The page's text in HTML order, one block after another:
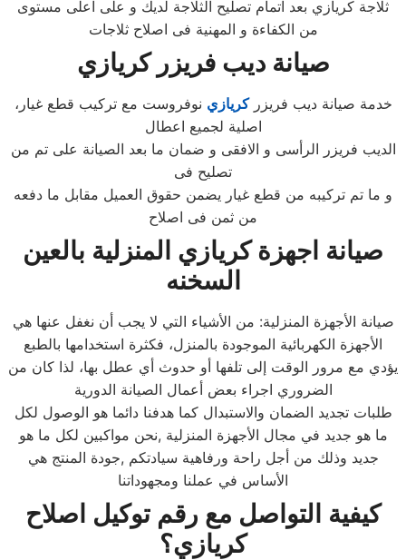
ثلاجة كريازي بعد اتمام تصليح الثلاجة لديك و على اعلى مستوى
من الكفاءة و المهنية فى اصلاح ثلاجات
صيانة ديب فريزر كريازي
،خدمة صيانة ديب فريزركريازي نوفروست مع تركيب قطع غيار
اصلية لجميع اعطال
الديب فريزر الرأسى و الافقى و ضمان ما بعد الصيانة على تم من
تصليح فى
و ما تم تركيبه من قطع غيار يضمن حقوق العميل مقابل ما دفعه
من ثمن فى اصلاح
صيانة اجهزة كريازي المنزلية بالعين
السخنه
صيانة الأجهزة المنزلية: من الأشياء التي لا يجب أن نغفل عنها هي
الأجهزة الكهربائية الموجودة بالمنزل، فكثرة استخدامها بالطبع
يؤدي مع مرور الوقت إلى تلفها أو حدوث أي عطل بها، لذا كان من
الضروري اجراء بعض أعمال الصيانة الدورية
طلبات تجديد الضمان والاستبدال كما هدفنا دائما هو الوصول لكل
ما هو جديد في مجال الأجهزة المنزلية ,نحن مواكبين لكل ما هو
جديد وذلك من أجل راحة ورفاهية سيادتكم ,جودة المنتج هي
الأساس في عملنا ومجهوداتنا
كيفية التواصل مع رقم توكيل اصلاح
كريازي؟